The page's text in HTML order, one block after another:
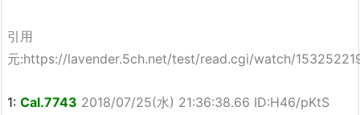
引用
元:https://lavender.5ch.net/test/read.cgi/watch/
1: Cal.7743 2018/07/25(水) 21:36:38.66 ID:H46/pKtS